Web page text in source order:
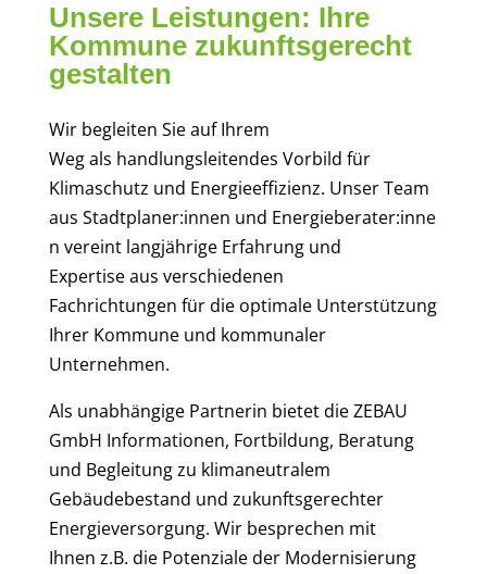
Unsere Leistungen: Ihre
Kommune zukunftsgerecht
gestalten
Wir begleiten Sie auf Ihrem
Weg als handlungsleitendes Vorbild für
Klimaschutz und Energieeffizienz. Unser Team
aus Stadtplaner:innen und Energieberater:inne
n vereint langjährige Erfahrung und
Expertise aus verschiedenen
Fachrichtungen für die optimale Unterstützung
Ihrer Kommune und kommunaler
Unternehmen.
Als unabhängige Partnerin bietet die ZEBAU
GmbH Informationen, Fortbildung, Beratung
und Begleitung zu klimaneutralem
Gebäudebestand und zukunftsgerechter
Energieversorgung. Wir besprechen mit
Ihnen z.B. die Potenziale der Modernisierung